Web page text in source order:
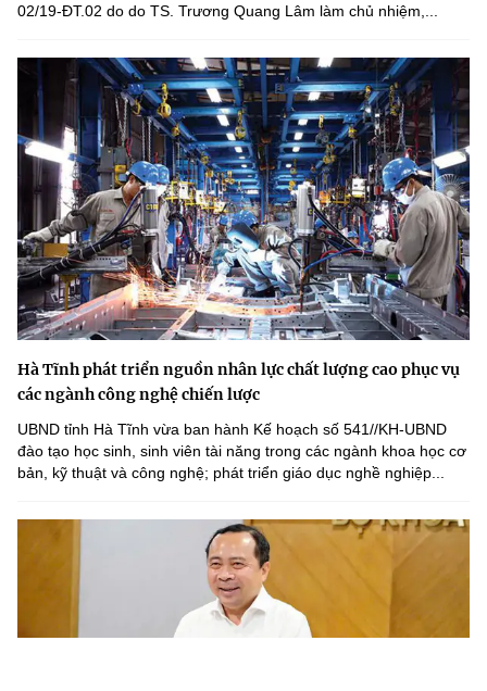
02/19-ĐT.02 do do TS. Trương Quang Lâm làm chủ nhiệm,...
Hà Tĩnh phát triển nguồn nhân lực chất lượng cao phục vụ
các ngành công nghệ chiến lược
UBND tỉnh Hà Tĩnh vừa ban hành Kế hoạch số 541//KH-UBND
đào tạo học sinh, sinh viên tài năng trong các ngành khoa học cơ
bản, kỹ thuật và công nghệ; phát triển giáo dục nghề nghiệp...